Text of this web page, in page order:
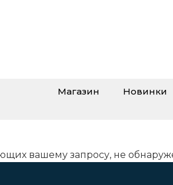
Магазин Новинки
вашему запросу, не